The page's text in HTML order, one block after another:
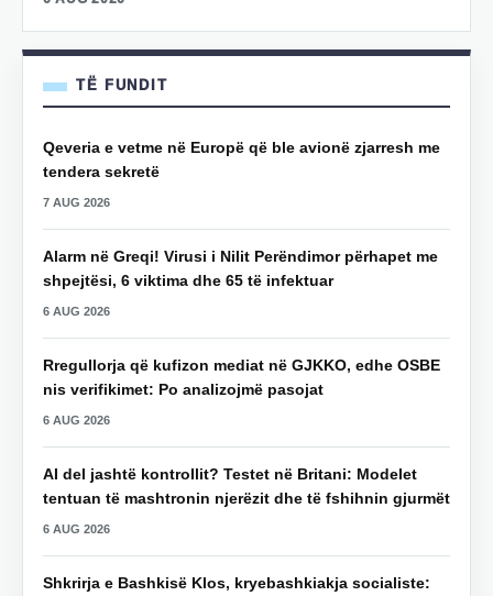
TË FUNDIT
Qeveria e vetme në Europë që ble avionë zjarresh me
tendera sekretë
7 AUG 2026
Alarm në Greqi! Virusi i Nilit Perëndimor përhapet me
shpejtësi, 6 viktima dhe 65 të infektuar
6 AUG 2026
Rregullorja që kufizon mediat në GJKKO, edhe OSBE
nis verifikimet: Po analizojmë pasojat
6 AUG 2026
AI del jashtë kontrollit? Testet në Britani: Modelet
tentuan të mashtronin njerëzit dhe të fshihnin gjurmët
6 AUG 2026
Shkrirja e Bashkisë Klos, kryebashkiakja socialiste: